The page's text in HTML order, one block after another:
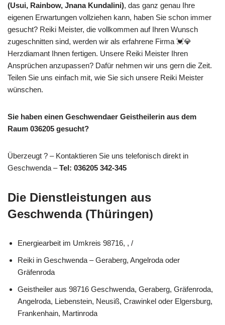
(Usui, Rainbow, Jnana Kundalini), das ganz genau Ihre
eigenen Erwartungen vollziehen kann, haben Sie schon immer
gesucht? Reiki Meister, die vollkommen auf Ihren Wunsch
zugeschnitten sind, werden wir als erfahrene Firma 💓️💎
Herzdiamant Ihnen fertigen. Unsere Reiki Meister Ihren
Ansprüchen anzupassen? Dafür nehmen wir uns gern die Zeit.
Teilen Sie uns einfach mit, wie Sie sich unsere Reiki Meister
wünschen.
Sie haben einen Geschwendaer Geistheilerin aus dem
Raum 036205 gesucht?
Überzeugt ? – Kontaktieren Sie uns telefonisch direkt in
Geschwenda –Tel: 036205 342-345
Die Dienstleistungen aus
Geschwenda (Thüringen)
Energiearbeit im Umkreis 98716, , /
Reiki in Geschwenda – Geraberg, Angelroda oder
Gräfenroda
Geistheiler aus 98716 Geschwenda, Geraberg, Gräfenroda,
Angelroda, Liebenstein, Neusiß, Crawinkel oder Elgersburg,
Frankenhain, Martinroda